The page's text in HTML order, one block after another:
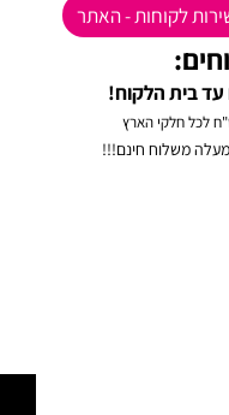
לקוחות - האתר